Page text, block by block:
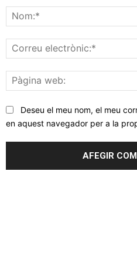
Deseu el meu nom, el meu
en aquest navegador per a la